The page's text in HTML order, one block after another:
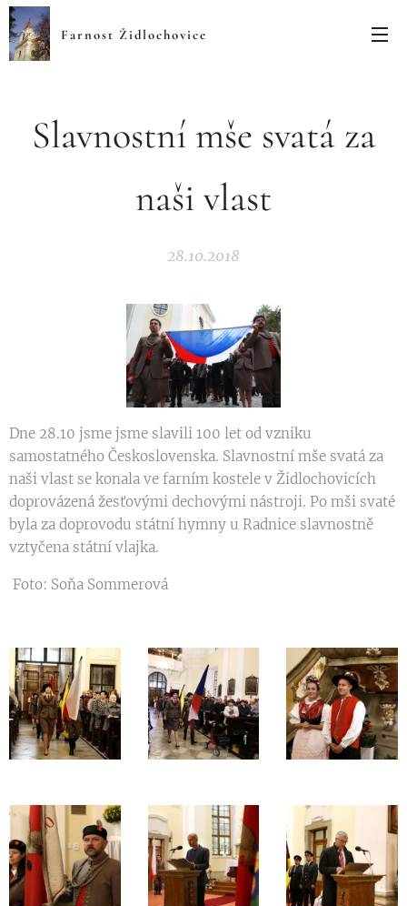
Farnost Židlochovice
Slavnostní mše svatá za
naši vlast
28.10.2018
Dne 28.10 jsme jsme slavili 100 let od vzniku
samostatného Československa. Slavnostní mše svatá za
naši vlast se konala ve farním kostele v Židlochovicích
doprovázená žesťovými dechovými nástroji. Po mši svaté
byla za doprovodu státní hymny u Radnice slavnostně
vztyčena státní vlajka.
Foto: Soňa Sommerová